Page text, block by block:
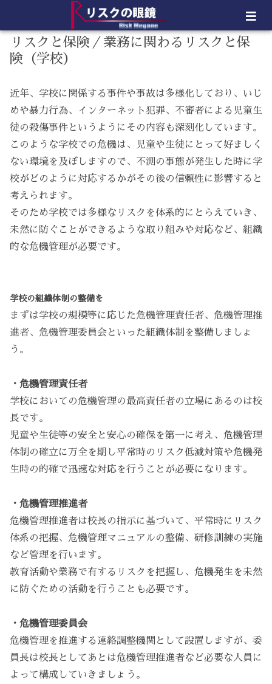
リスクと保険／業務に関わるリスクと保
険（学校）
近年、学校に関係する事件や事故は多様化しており、いじ
めや暴力行為、インターネット犯罪、不審者による児童生
徒の殺傷事件というようにその内容も深刻化しています。
このような学校での危機は、児童や生徒にとって好ましく
ない環境を及ぼしますので、不測の事態が発生した時に学
校がどのように対応するかがその後の信頼性に影響すると
考えられます。
そのため学校では多様なリスクを体系的にとらえていき、
未然に防ぐことができるような取り組みや対応など、組織
的な危機管理が必要です。
学校の組織体制の整備を
まずは学校の規模等に応じた危機管理責任者、危機管理推
進者、危機管理委員会といった組織体制を整備しましょ
う。
・危機管理責任者
学校においての危機管理の最高責任者の立場にあるのは校
長です。
児童や生徒等の安全と安心の確保を第一に考え、危機管理
体制の確立に万全を期し平常時のリスク低減対策や危機発
生時の的確で迅速な対応を行うことが必要になります。
・危機管理推進者
危機管理推進者は校長の指示に基づいて、平常時にリスク
体系の把握、危機管理マニュアルの整備、研修訓練の実施
など管理を行います。
教育活動や業務で有するリスクを把握し、危機発生を未然
に防ぐための活動を行うことも必要です。
・危機管理委員会
危機管理を推進する連絡調整機関として設置しますが、委
員長は校長としてあとは危機管理推進者など必要な人員に
よって構成していきましょう。